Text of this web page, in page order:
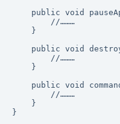
public void
        //………
    }
public void
        //………
    }
public void
        //………
    }